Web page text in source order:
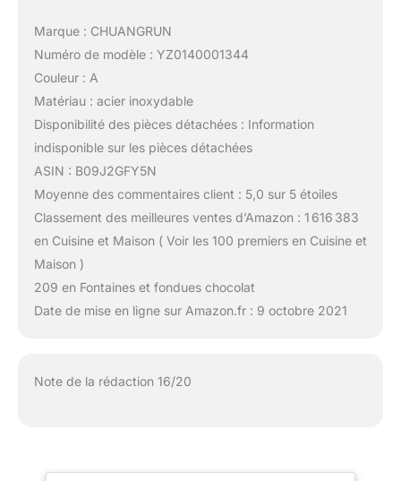
Marque : CHUANGRUN
Numéro de modèle : YZ0140001344
Couleur : A
Matériau : acier inoxydable
Disponibilité des pièces détachées : Information
indisponible sur les pièces détachées
ASIN : B09J2GFY5N
Moyenne des commentaires client : 5,0 sur 5 étoiles
Classement des meilleures ventes d’Amazon : 1 616 383
en Cuisine et Maison ( Voir les 100 premiers en Cuisine et
Maison )
209 en Fontaines et fondues chocolat
Date de mise en ligne sur Amazon.fr : 9 octobre 2021
Note de la rédaction 16/20